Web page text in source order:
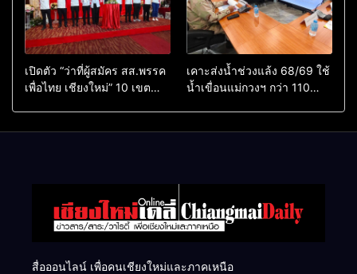
เปิดตัว “ว่าที่ผู้สมัคร สส.พรรค
เพื่อไทย เชียงใหม่” 10 เขต
เคาะส่งน้ำช่วงแล้ง 68/69 ใช้
น้ำเขื่อนแม่กวงฯ กว่า 110
สื่อออนไลน์ เพื่อคนเชียงใหม่และภาคเหนือ